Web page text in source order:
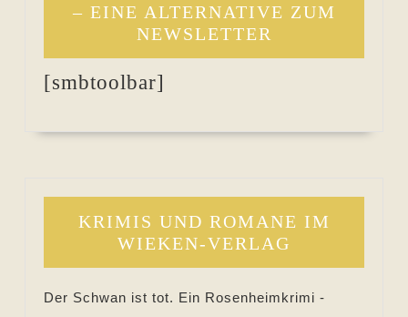
– EINE ALTERNATIVE ZUM
NEWSLETTER
[smbtoolbar]
KRIMIS UND ROMANE IM
WIEKEN-VERLAG
Der Schwan ist tot. Ein Rosenheimkrimi -